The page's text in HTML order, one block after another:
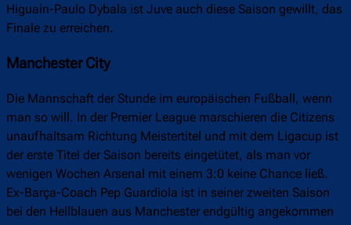
Higuaín-Paulo Dybala ist Juve auch diese Saison gewillt, das
Finale zu erreichen.
Manchester City
Die Mannschaft der Stunde im europäischen Fußball, wenn
man so will. In der Premier League marschieren die Citizens
unaufhaltsam Richtung Meistertitel und mit dem Ligacup ist
der erste Titel der Saison bereits eingetütet, als man vor
wenigen Wochen Arsenal mit einem 3:0 keine Chance ließ.
Ex-Barça-Coach Pep Guardiola ist in seiner zweiten Saison
bei den Hellblauen aus Manchester endgültig angekommen